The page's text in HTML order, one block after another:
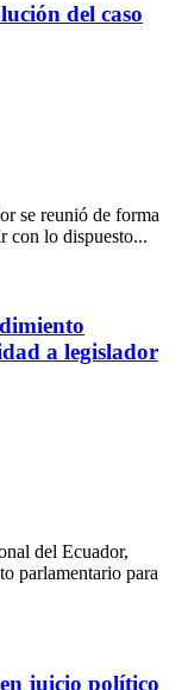
del caso
se reunió de forma
con lo dispuesto...
a legislador
del Ecuador,
parlamentario para
juicio político